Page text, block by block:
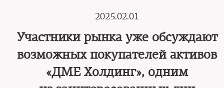
2025.02.01
Участники рынка уже обсуждают
возможных покупателей активов
«ДМЕ Холдинг», одним